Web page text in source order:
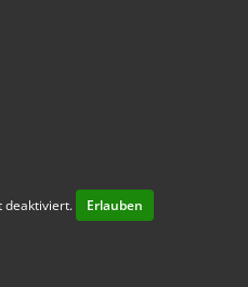
deaktiviert. Erlauben